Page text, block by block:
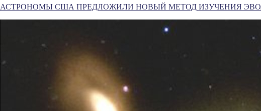
АСТРОНОМЫ США ПРЕДЛОЖИЛИ НОВЫЙ МЕТОД ИЗУЧЕНИЯ